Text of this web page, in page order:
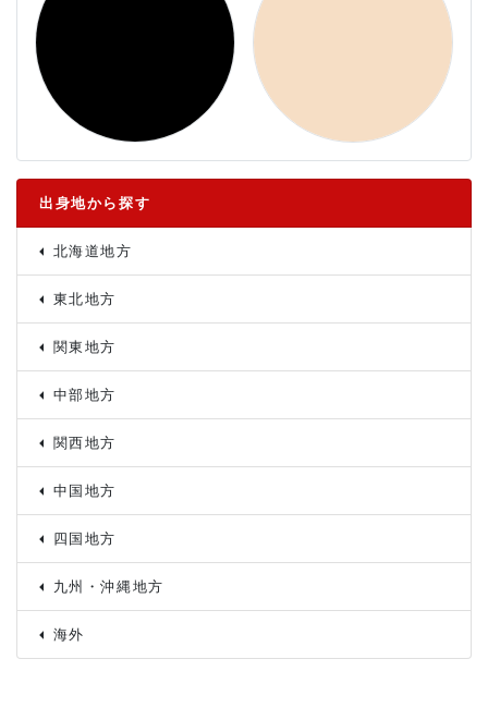
出身地から探す
北海道地方
東北地方
関東地方
中部地方
関西地方
中国地方
四国地方
九州・沖縄地方
海外